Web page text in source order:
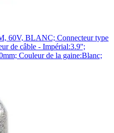
60V, BLANC; Connecteur type
de câble - Impérial:3.9'';
Couleur de la gaine:Blanc;